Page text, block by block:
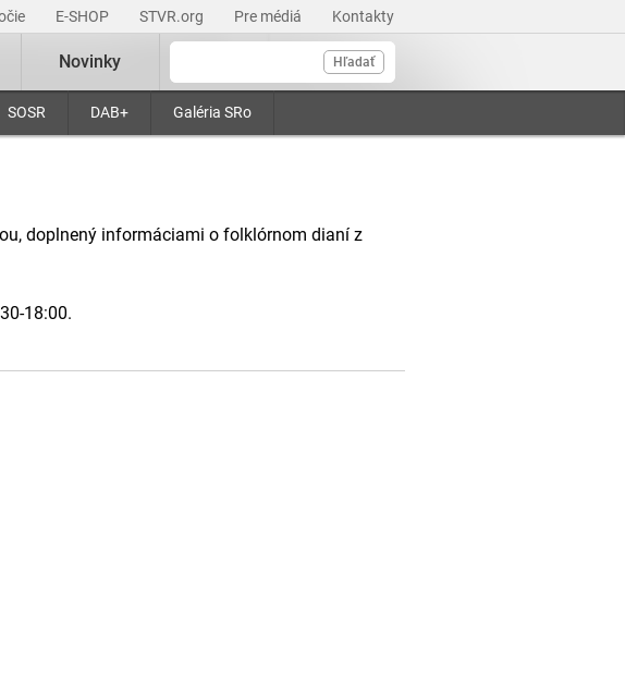
E-SHOP STVR.org Pre médiá Kontakty
Hľadať
SOSR DAB+ Galéria SRo
Novinky
doplnený informáciami o folklórnom dianí z
18:00.